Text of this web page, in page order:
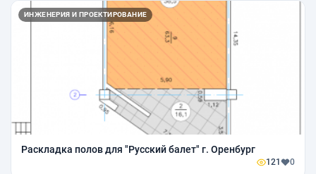
ИНЖЕНЕРИЯ И ПРОЕКТИРОВАНИЕ
Раскладка полов для "Русский балет" г. Оренбург
121 0